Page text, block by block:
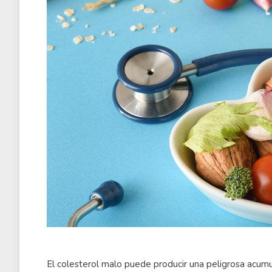
El colesterol malo puede producir una peligrosa